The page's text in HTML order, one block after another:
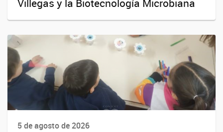
5 de agosto de 2026